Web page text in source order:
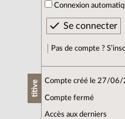
Connexion
Pas de compte ?
titive Compte créé le 27/06/
Compte fermé
Accès aux derniers